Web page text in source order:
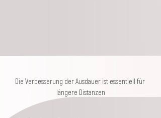
Die Verbesserung der Ausdauer ist essentiell für
längere Distanzen